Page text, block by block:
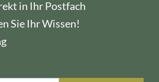
in Ihr Postfach
Sie Ihr Wissen!